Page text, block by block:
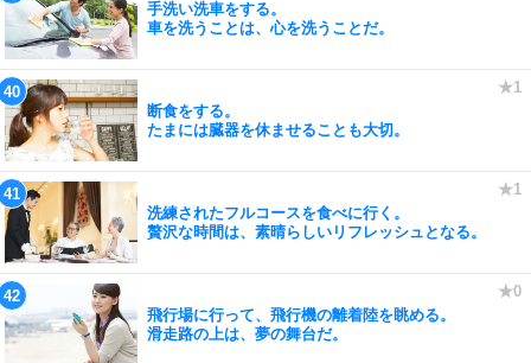
手洗い洗車をする。
車を洗うことは、心を洗うことだ。
断食をする。
たまには臓器を休ませることも大切。
洗練されたフルコースを食べに行く。
贅沢な時間は、素晴らしいリフレッシュとなる。
飛行場に行って、飛行機の離着陸を眺める。
滑走路の上は、夢の舞台だ。